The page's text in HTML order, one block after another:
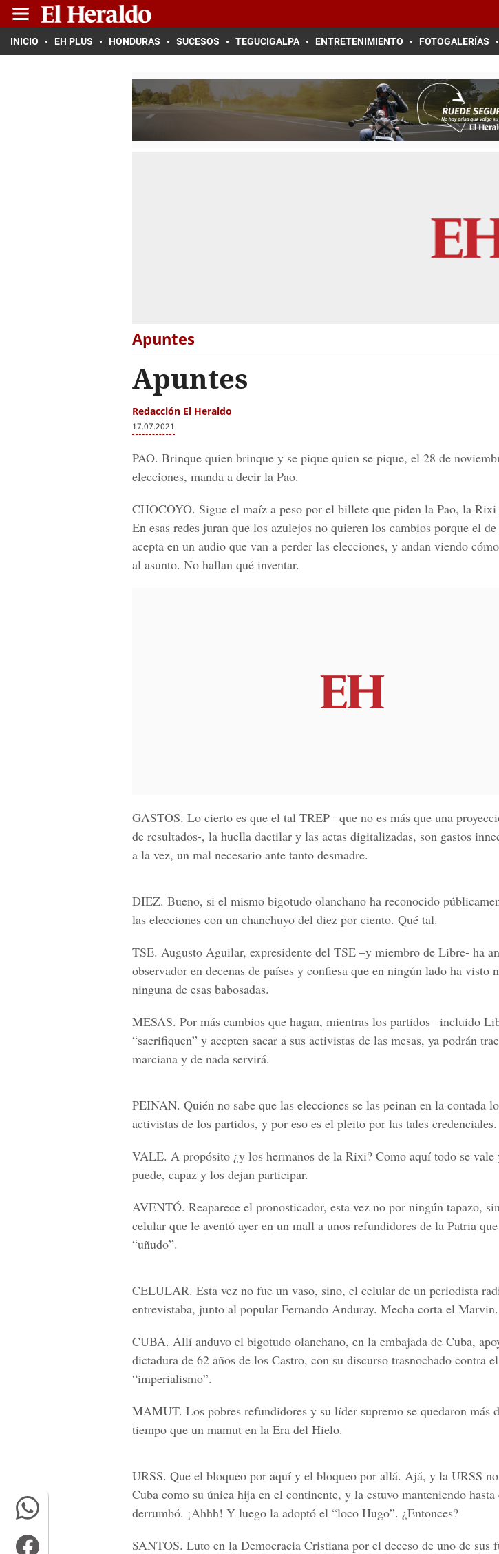
INICIO EH PLUS HONDURAS SUCESOS TEGUCIGALPA ENTRETENIMIENTO FOTOGALERÍAS
Apuntes
Apuntes
Redacción El Heraldo
17.07.2021
PAO. Brinque quien brinque y se pique quien se pique, el 28 de
elecciones, manda a decir la Pao.
CHOCOYO. Sigue el maíz a peso por el billete que piden la Pao, la
En esas redes juran que los azulejos no quieren los cambios porque el
acepta en un audio que van a perder las elecciones, y andan viendo
al asunto. No hallan qué inventar.
GASTOS. Lo cierto es que el tal TREP –que no es más que una
de resultados-, la huella dactilar y las actas digitalizadas, son gastos
a la vez, un mal necesario ante tanto desmadre.
DIEZ. Bueno, si el mismo bigotudo olanchano ha reconocido
las elecciones con un chanchuyo del diez por ciento. Qué tal.
TSE. Augusto Aguilar, expresidente del TSE –y miembro de Libre- ha
observador en decenas de países y confiesa que en ningún lado ha visto
ninguna de esas babosadas.
MESAS. Por más cambios que hagan, mientras los partidos –incluido
“sacrifiquen” y acepten sacar a sus activistas de las mesas, ya podrán
marciana y de nada servirá.
PEINAN. Quién no sabe que las elecciones se las peinan en la contada
activistas de los partidos, y por eso es el pleito por las tales credenciales.
VALE. A propósito ¿y los hermanos de la Rixi? Como aquí todo se vale
puede, capaz y los dejan participar.
AVENTÓ. Reaparece el pronosticador, esta vez no por ningún tapazo,
celular que le aventó ayer en un mall a unos refundidores de la Patria
“uñudo”.
CELULAR. Esta vez no fue un vaso, sino, el celular de un periodista
entrevistaba, junto al popular Fernando Anduray. Mecha corta el Marvin.
CUBA. Allí anduvo el bigotudo olanchano, en la embajada de Cuba,
dictadura de 62 años de los Castro, con su discurso trasnochado contra el
“imperialismo”.
MAMUT. Los pobres refundidores y su líder supremo se quedaron más
tiempo que un mamut en la Era del Hielo.
URSS. Que el bloqueo por aquí y el bloqueo por allá. Ajá, y la URSS
Cuba como su única hija en el continente, y la estuvo manteniendo hasta
derrumbó. ¡Ahhh! Y luego la adoptó el “loco Hugo”. ¿Entonces?
SANTOS. Luto en la Democracia Cristiana por el deceso de uno de sus